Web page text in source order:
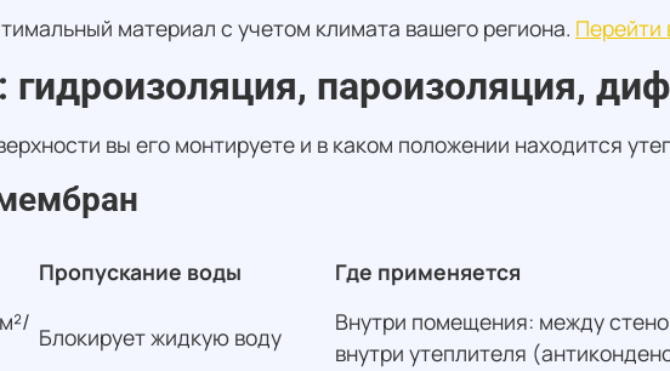
материал с учетом климата вашего региона. Перейти
пароизоляция,
вы его монтируете и в каком положении находится
Пропускание воды
Где применяется
Блокирует жидкую воду
Внутри помещения: между
внутри утеплителя